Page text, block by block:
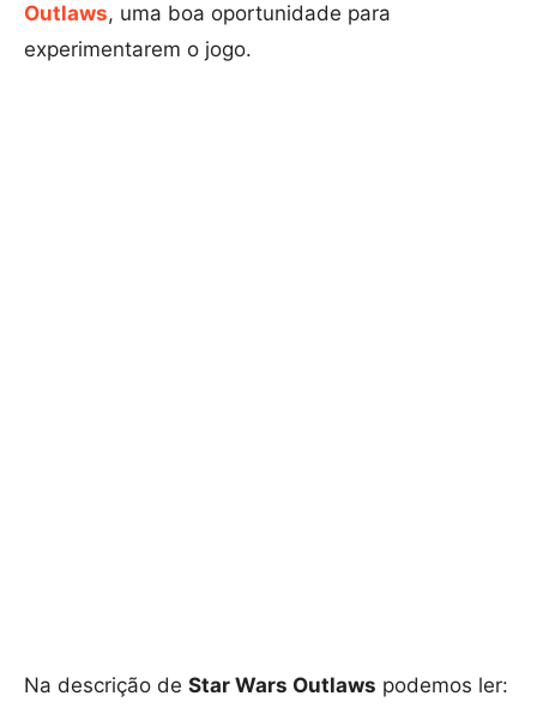
Outlaws, uma boa oportunidade para
experimentarem o jogo.
Na descrição de Star Wars Outlaws podemos ler: